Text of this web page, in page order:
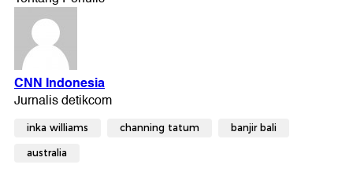
inka williams channing tatum banjir bali
australia